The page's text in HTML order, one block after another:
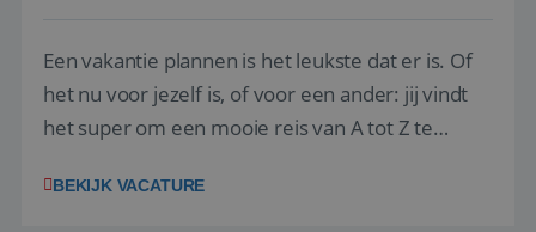
Een vakantie plannen is het leukste dat er is. Of
het nu voor jezelf is, of voor een ander: jij vindt
het super om een mooie reis van A tot Z te
vakantiegangers de meest prachtige plekjes op
BEKIJK VACATURE